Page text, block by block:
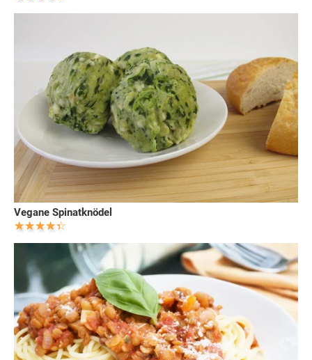
Vegane Spinatknödel